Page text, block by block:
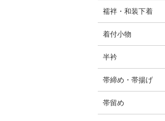
襦袢・和装下着
着付小物
半衿
帯締め・帯揚げ
帯留め